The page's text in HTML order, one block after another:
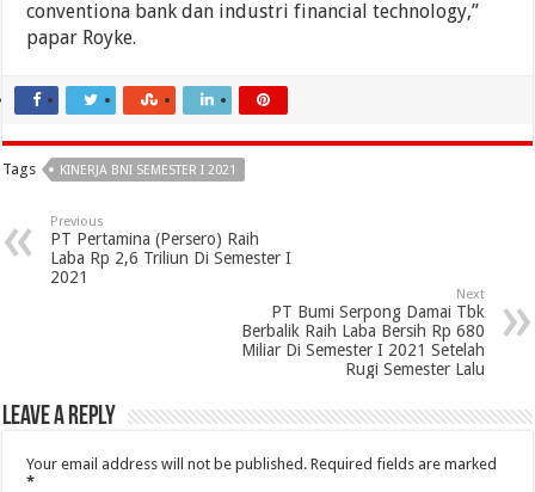
conventiona bank dan industri financial technology,”
papar Royke.
Tags KINERJA BNI SEMESTER I 2021
Previous
PT Pertamina (Persero) Raih
Laba Rp 2,6 Triliun Di Semester I
2021
Next
PT Bumi Serpong Damai Tbk
Berbalik Raih Laba Bersih Rp 680
Miliar Di Semester I 2021 Setelah
Rugi Semester Lalu
Leave a Reply
Your email address will not be published. Required fields are marked
*